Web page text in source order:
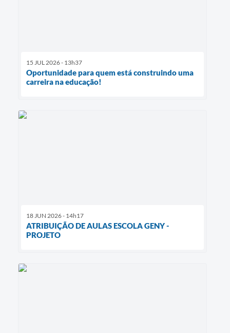
15 JUL 2026 - 13h37
Oportunidade para quem está construindo uma
carreira na educação!
18 JUN 2026 - 14h17
ATRIBUIÇÃO DE AULAS ESCOLA GENY -
PROJETO